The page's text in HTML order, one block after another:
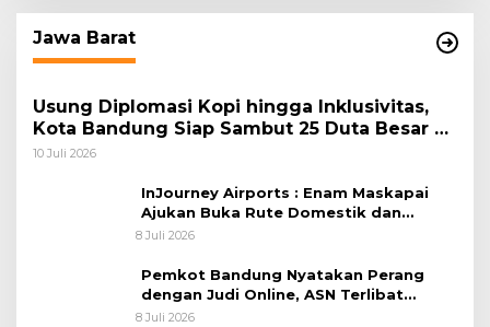
Jawa Barat
Usung Diplomasi Kopi hingga Inklusivitas,
Kota Bandung Siap Sambut 25 Duta Besar di
Festival Asia Afrika 2026
10 Juli 2026
InJourney Airports : Enam Maskapai
Ajukan Buka Rute Domestik dan
Internasional dari Bandara Husein
8 Juli 2026
Pemkot Bandung Nyatakan Perang
dengan Judi Online, ASN Terlibat
Terancam Dipecat Tidak Hormat
8 Juli 2026